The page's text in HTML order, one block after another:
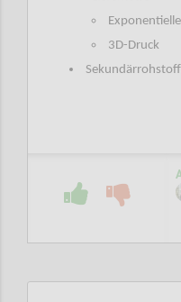
3D-Druck